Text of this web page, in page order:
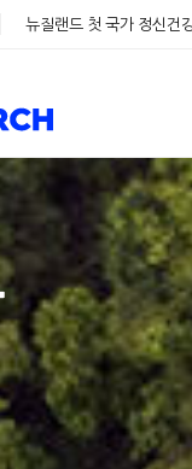
뉴질랜드 첫 국가 정신건
5